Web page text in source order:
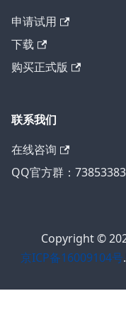
申请试用
下载
购买正式版
联系我们
在线咨询
QQ官方群：
Copyright ©
京ICP备16009104号.